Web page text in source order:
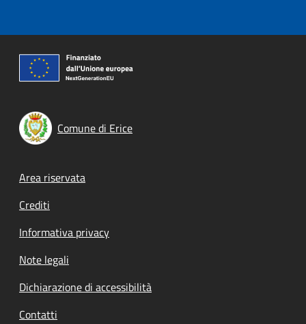
Comune di Erice
Footer menu
Area riservata
Crediti
Informativa privacy
Note legali
Dichiarazione di accessibilità
Contatti